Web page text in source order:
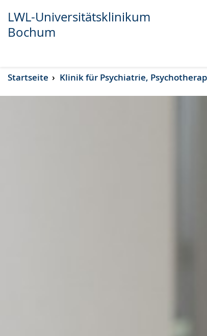
Transkript anzeigen
Abspielen
Pausieren
LWL-Universitätsklinikum
Bochum
Startseite Klinik für Psychiatrie,